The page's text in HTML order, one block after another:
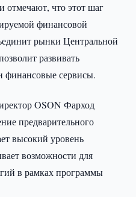
отмечают, что этот шаг
финансовой
рынки Центральной
развивать
сервисы.
OSON Фарход
предварительного
высокий уровень
возможности для
в рамках программы